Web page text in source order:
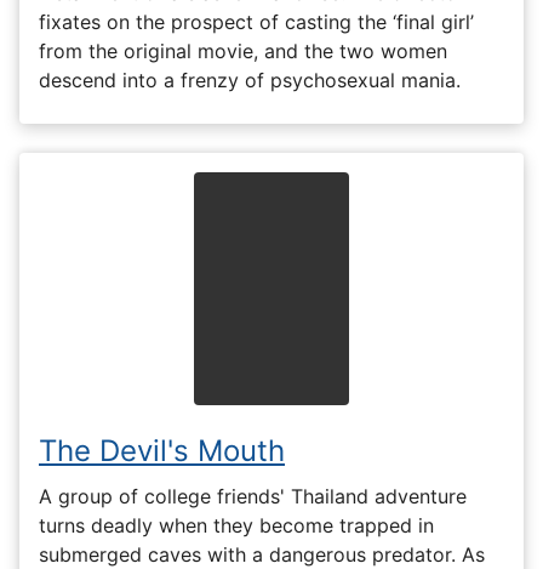
fixates on the prospect of casting the ‘final girl’
from the original movie, and the two women
descend into a frenzy of psychosexual mania.
The Devil's Mouth
A group of college friends' Thailand adventure
turns deadly when they become trapped in
submerged caves with a dangerous predator. As